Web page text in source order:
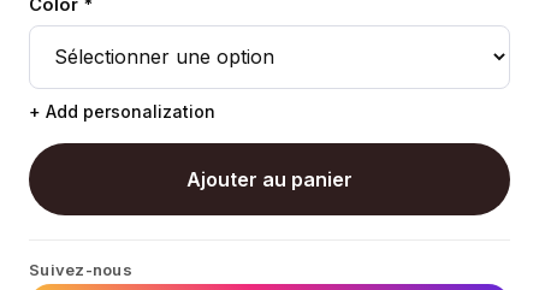
Color *
+ Add personalization
Ajouter au panier
Suivez-nous